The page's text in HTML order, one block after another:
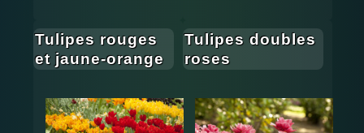
Tulipes rouges
et jaune-orange
Tulipes doubles
roses